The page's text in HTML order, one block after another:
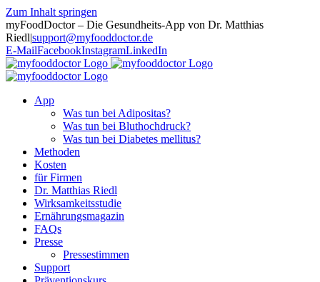
Zum Inhalt springen
myFoodDoctor – Die Gesundheits-App von Dr. Matthias
Riedl|support@myfooddoctor.de
E-MailFacebookInstagramLinkedIn
App
Was tun bei Adipositas?
Was tun bei Bluthochdruck?
Was tun bei Diabetes mellitus?
Methoden
Kosten
für Firmen
Dr. Matthias Riedl
Wirksamkeitsstudie
Ernährungsmagazin
FAQs
Presse
Pressestimmen
Support